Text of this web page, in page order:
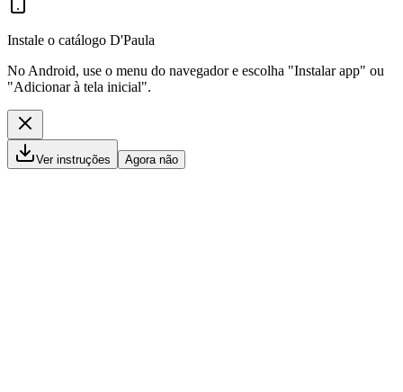
Instale o catálogo D'Paula
No Android, use o menu do navegador e escolha "Instalar app" ou
"Adicionar à tela inicial".
Ver instruções Agora não